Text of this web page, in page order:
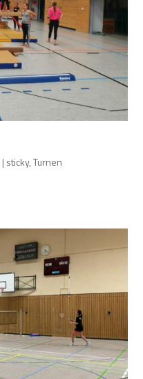
| sticky,Turnen